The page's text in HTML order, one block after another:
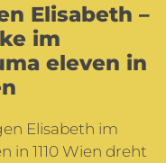
Elisabeth –
im
eleven in
Elisabeth im
in 1110 Wien dreht